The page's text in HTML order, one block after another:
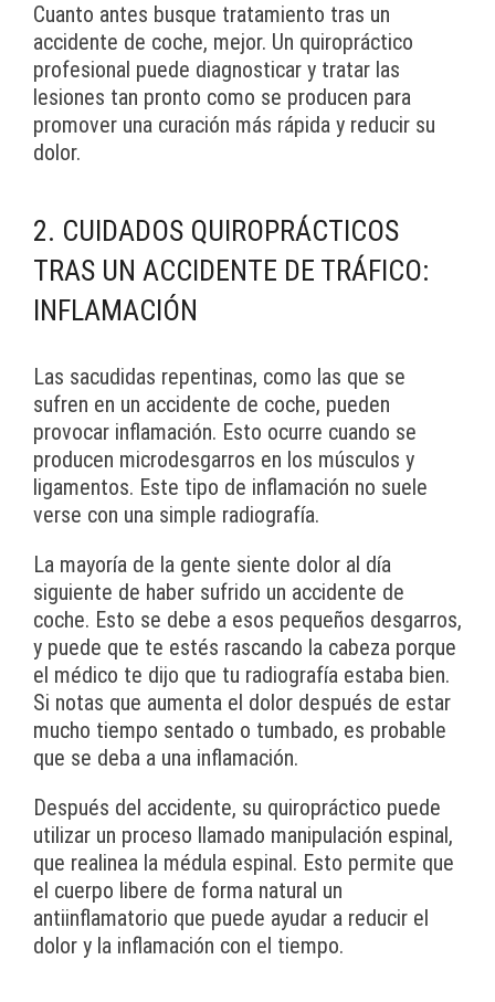
Cuanto antes busque tratamiento tras un
accidente de coche, mejor. Un quiropráctico
profesional puede diagnosticar y tratar las
lesiones tan pronto como se producen para
promover una curación más rápida y reducir su
dolor.
2. CUIDADOS QUIROPRÁCTICOS
TRAS UN ACCIDENTE DE TRÁFICO:
INFLAMACIÓN
Las sacudidas repentinas, como las que se
sufren en un accidente de coche, pueden
provocar inflamación. Esto ocurre cuando se
producen microdesgarros en los músculos y
ligamentos. Este tipo de inflamación no suele
verse con una simple radiografía.
La mayoría de la gente siente dolor al día
siguiente de haber sufrido un accidente de
coche. Esto se debe a esos pequeños desgarros,
y puede que te estés rascando la cabeza porque
el médico te dijo que tu radiografía estaba bien.
Si notas que aumenta el dolor después de estar
mucho tiempo sentado o tumbado, es probable
que se deba a una inflamación.
Después del accidente, su quiropráctico puede
utilizar un proceso llamado manipulación espinal,
que realinea la médula espinal. Esto permite que
el cuerpo libere de forma natural un
antiinflamatorio que puede ayudar a reducir el
dolor y la inflamación con el tiempo.